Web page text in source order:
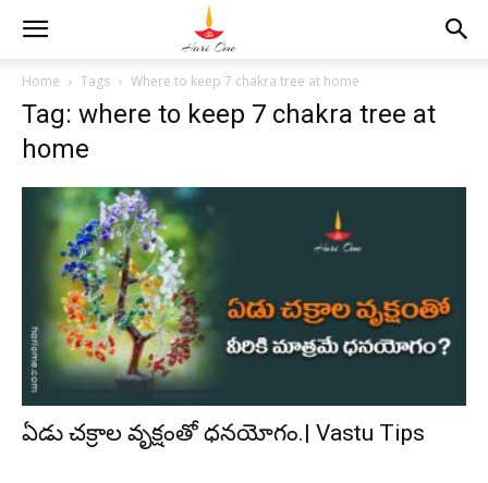
Home Tags Where to keep 7 chakra tree at home
Tag: where to keep 7 chakra tree at
home
ఏడు చక్రాల వృక్షంతో ధనయోగం.| Vastu Tips